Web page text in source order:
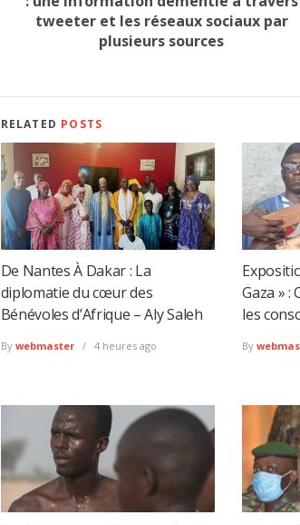
tweeter et les réseaux sociaux par
plusieurs sources
RELATED POSTS
De Nantes À Dakar : La
diplomatie du cœur des
Bénévoles d’Afrique – Aly Saleh
By webmaster 4 heures ago
Gaza »
les
By